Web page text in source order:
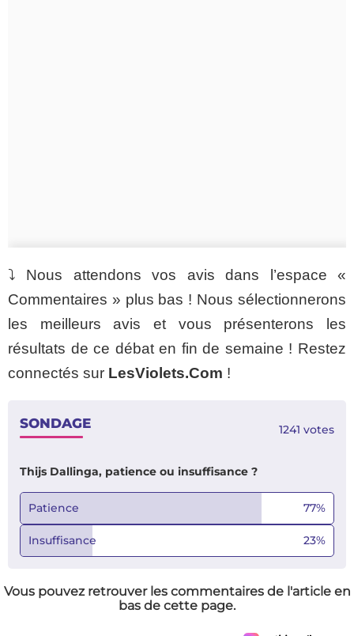
⤵️ Nous attendons vos avis dans l’espace «
Commentaires » plus bas ! Nous sélectionnerons
les meilleurs avis et vous présenterons les
résultats de ce débat en fin de semaine ! Restez
connectés sur LesViolets.Com !
SONDAGE 1241 votes
Thijs Dallinga, patience ou insuffisance ?
Patience 77%
Insuffisance 23%
Vous pouvez retrouver les commentaires de l'article en
bas de cette page.